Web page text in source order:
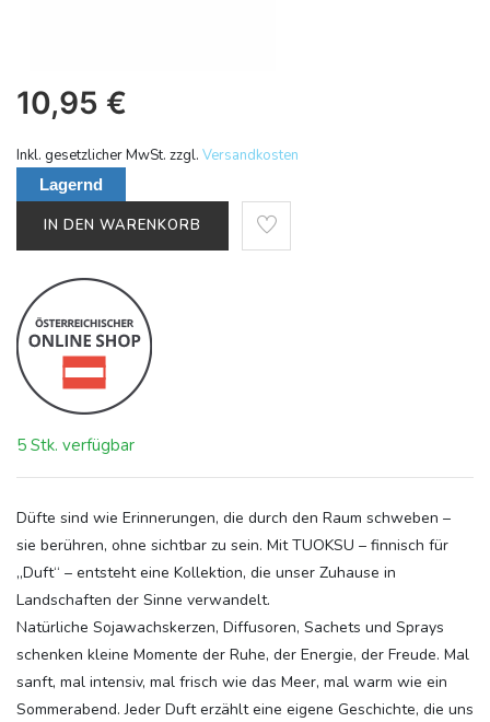
10,95 €
Inkl. gesetzlicher MwSt. zzgl. Versandkosten
Lagernd
IN DEN WARENKORB
5 Stk. verfügbar
Düfte sind wie Erinnerungen, die durch den Raum schweben –
sie berühren, ohne sichtbar zu sein. Mit TUOKSU – finnisch für
„Duft“ – entsteht eine Kollektion, die unser Zuhause in
Landschaften der Sinne verwandelt.
Natürliche Sojawachskerzen, Diffusoren, Sachets und Sprays
schenken kleine Momente der Ruhe, der Energie, der Freude. Mal
sanft, mal intensiv, mal frisch wie das Meer, mal warm wie ein
Sommerabend. Jeder Duft erzählt eine eigene Geschichte, die uns